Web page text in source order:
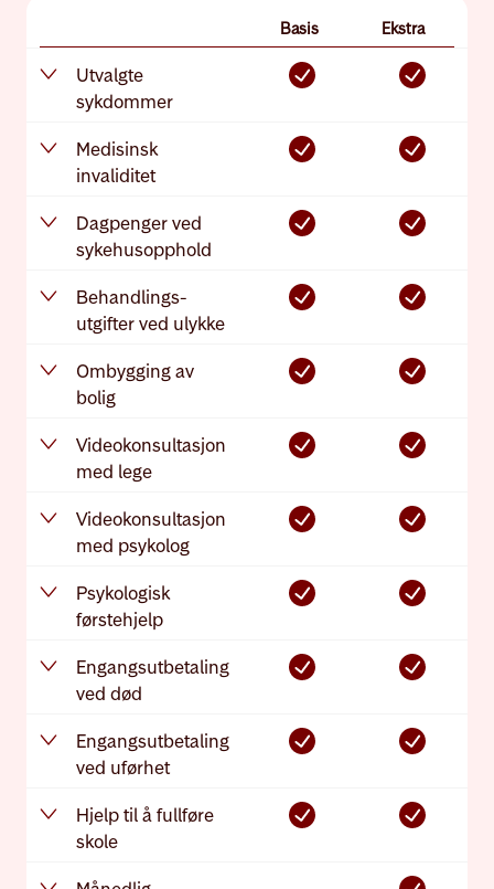
Basis Ekstra
Utvalgte
sykdommer
Medisinsk
invaliditet
Dagpenger ved
sykehus­opphold
Behandlings­­
utgifter ved ulykke
Ombygging av
bolig
Video­konsulta­sjon
med lege
Video­konsulta­sjon
med psykolog
Psykologisk
førstehjelp
Engangs­utbetaling
ved død
Engangsutbetaling
ved uførhet
Hjelp til å fullføre
skole